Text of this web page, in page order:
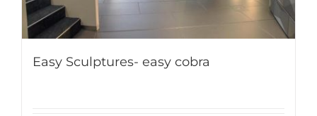
Easy Sculptures- easy cobra